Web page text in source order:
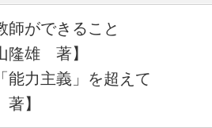
師ができること
隆雄 著】
能力主義」を超えて
】